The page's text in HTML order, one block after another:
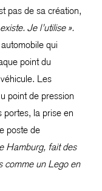
pas de sa création,
Je l’utilise ».
qui
point du
Les
point de pression
portes, la prise en
poste de
Hamburg, fait des
comme un Lego en